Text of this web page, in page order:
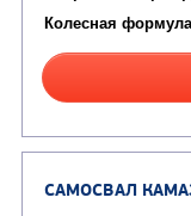
Вместимость
Направление